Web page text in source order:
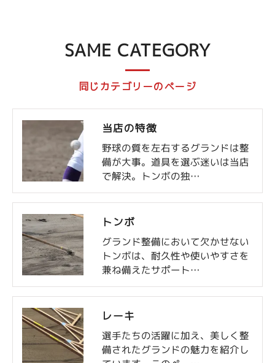
同じカテゴリーのページ
SAME CATEGORY
当店の特徴
野球の質を左右するグランドは整
備が大事。道具を選ぶ迷いは当店
で解決。トンボの独…
トンボ
グランド整備において欠かせない
トンボは、耐久性や使いやすさを
兼ね備えたサポート…
レーキ
選手たちの活躍に加え、美しく整
備されたグランドの魅力を紹介し